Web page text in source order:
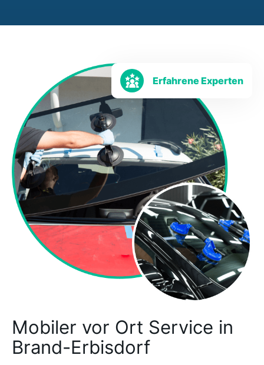
Mobiler vor Ort Service in
Brand-Erbisdorf
Erfahrene Experten